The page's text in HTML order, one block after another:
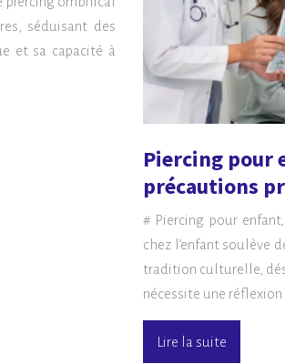
séduisant des
et sa capacité à
Piercing pour
précautions
# Piercing pour
chez l’enfant soulève
tradition culturelle,
nécessite une
Lire la suite